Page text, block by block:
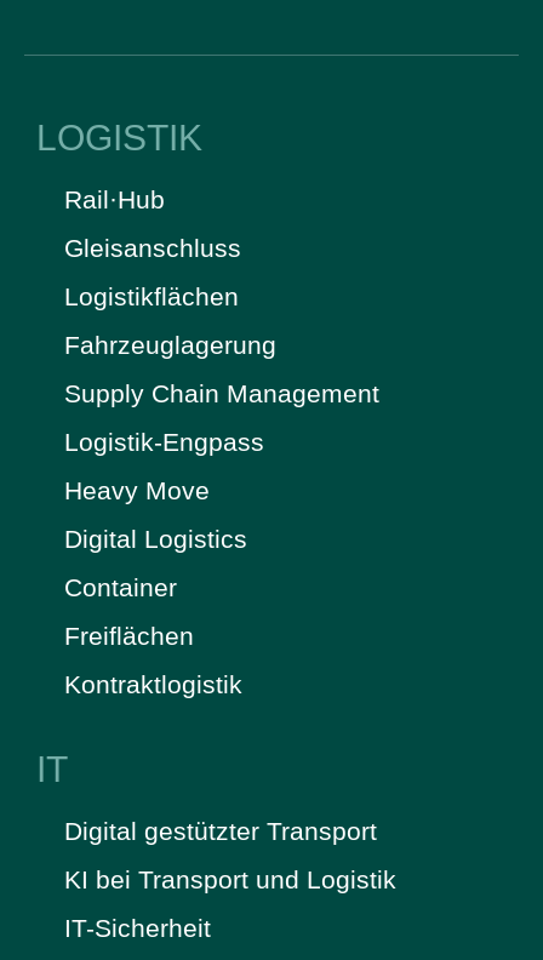
LOGISTIK
Rail·Hub
Gleisanschluss
Logistikflächen
Fahrzeuglagerung
Supply Chain Management
Logistik-Engpass
Heavy Move
Digital Logistics
Container
Freiflächen
Kontraktlogistik
IT
Digital gestützter Transport
KI bei Transport und Logistik
IT-Sicherheit